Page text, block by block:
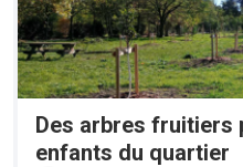
Des arbres fruitiers
enfants du quartier